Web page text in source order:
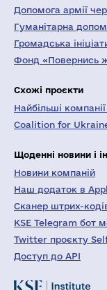
Допомога армії
Гуманітарна
Громадська
Фонд «Повернись
Схожі проєкти
Найбільші компанії
Coalition for
Щоденні новини і
Новини компаній
Наш додаток в
Сканер штрих-
KSE Telegram бот
Twitter проєкту
Доступ до API